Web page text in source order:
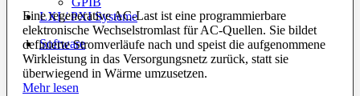
LXI / PXI Systeme
Software
Eine regenerative AC-Last ist eine programmierbare
elektronische Wechselstromlast für AC-Quellen. Sie bildet
definierte Stromverläufe nach und speist die aufgenommene
Wirkleistung in das Versorgungsnetz zurück, statt sie
überwiegend in Wärme umzusetzen.
Mehr lesen